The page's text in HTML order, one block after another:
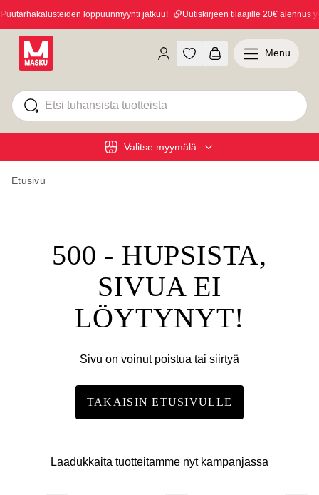
loppuunmyynti jatkuu! Uutiskirjeen tilaajille 20€ alennus yli
Valitse myymälä
Menu
Etusivu
500 - HUPSISTA,
SIVUA EI
LÖYTYNYT!
Sivu on voinut poistua tai siirtyä
TAKAISIN ETUSIVULLE
Laadukkaita tuotteitamme nyt kampanjassa